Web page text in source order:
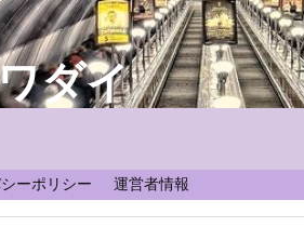
ダイ
ーポリシー 運営者情報